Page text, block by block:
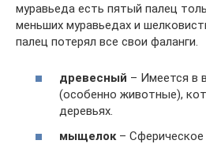
муравьеда есть пятый палец
меньших муравьедах и
палец потерял все свои фаланги.
древесный – Имеется в
(особенно животные),
деревьях.
мыщелок– Сферическое